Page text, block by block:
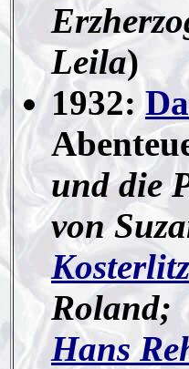
Leila)
1932:
und die
von
Kosterlitz
Roland;
Hans